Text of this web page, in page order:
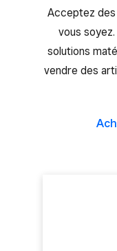
Acceptez des
vous
solutions
vendre des